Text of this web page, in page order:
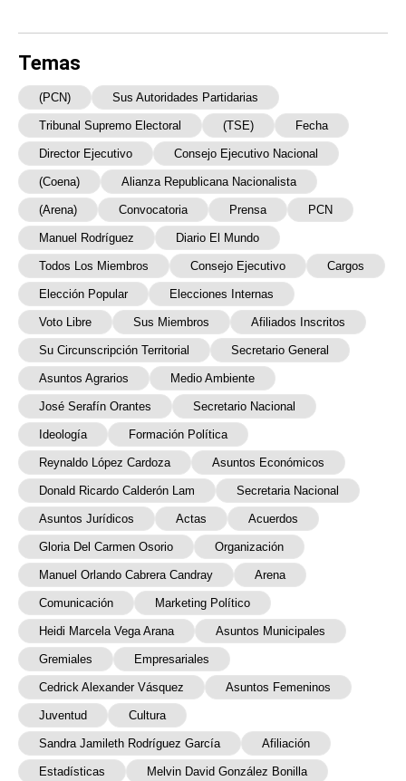
Temas
(PCN) Sus Autoridades Partidarias
Tribunal Supremo Electoral (TSE) Fecha
Director Ejecutivo Consejo Ejecutivo Nacional
(Coena) Alianza Republicana Nacionalista
(Arena) Convocatoria Prensa PCN
Manuel Rodríguez Diario El Mundo
Todos Los Miembros Consejo Ejecutivo Cargos
Elección Popular Elecciones Internas
Voto Libre Sus Miembros Afiliados Inscritos
Su Circunscripción Territorial Secretario General
Asuntos Agrarios Medio Ambiente
José Serafín Orantes Secretario Nacional
Ideología Formación Política
Reynaldo López Cardoza Asuntos Económicos
Donald Ricardo Calderón Lam Secretaria Nacional
Asuntos Jurídicos Actas Acuerdos
Gloria Del Carmen Osorio Organización
Manuel Orlando Cabrera Candray Arena
Comunicación Marketing Político
Heidi Marcela Vega Arana Asuntos Municipales
Gremiales Empresariales
Cedrick Alexander Vásquez Asuntos Femeninos
Juventud Cultura
Sandra Jamileth Rodríguez García Afiliación
Estadísticas Melvin David González Bonilla